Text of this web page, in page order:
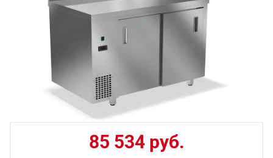
85 534 руб.